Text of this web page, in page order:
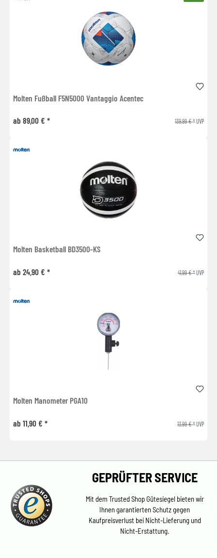
Molten Fußball F5N5000 Vantaggio Acentec
ab 89,00 € * 139,99 € *UVP
Molten Basketball BD3500-KS
ab 24,90 € * 41,99 € *UVP
Molten Manometer PGA10
ab 11,90 € * 13,99 € *UVP
GEPRÜFTER SERVICE
Mit dem Trusted Shop Gütesiegel bieten wir
Ihnen garantierten Schutz gegen
Kaufpreisverlust bei Nicht-Lieferung und
Nicht-Erstattung.